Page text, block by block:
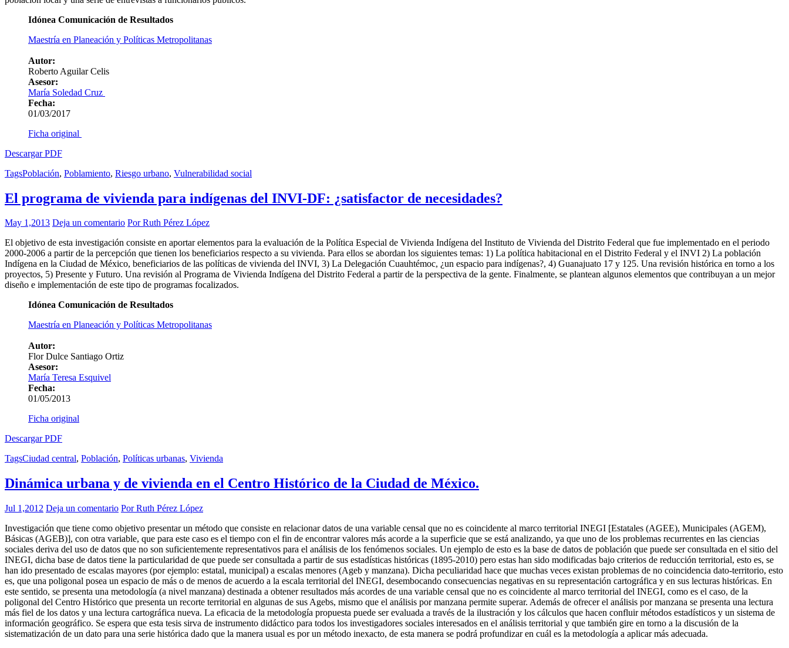
Idónea Comunicación de Resultados
Maestría en Planeación y Políticas Metropolitanas
Autor:
Roberto Aguilar Celis
Asesor:
María Soledad Cruz
Fecha:
01/03/2017
Ficha original
Descargar PDF
TagsPoblación, Poblamiento, Riesgo urbano, Vulnerabilidad social
El programa de vivienda para indígenas del INVI-DF: ¿satisfactor de necesidades?
May 1,2013 Deja un comentario Por Ruth Pérez López
El objetivo de esta investigación consiste en aportar elementos para la evaluación de la Política Especial de Vivienda Indígena del Instituto de Vivienda del Distrito Federal que fue implementado en el periodo
2000-2006 a partir de la percepción que tienen los beneficiarios respecto a su vivienda. Para ellos se abordan los siguientes temas: 1) La política habitacional en el Distrito Federal y el INVI 2) La población
Indígena en la Ciudad de México, beneficiarios de las políticas de vivienda del INVI, 3) La Delegación Cuauhtémoc, ¿un espacio para indígenas?, 4) Guanajuato 17 y 125. Una revisión histórica en torno a los
proyectos, 5) Presente y Futuro. Una revisión al Programa de Vivienda Indígena del Distrito Federal a partir de la perspectiva de la gente. Finalmente, se plantean algunos elementos que contribuyan a un mejor
diseño e implementación de este tipo de programas focalizados.
Idónea Comunicación de Resultados
Maestría en Planeación y Políticas Metropolitanas
Autor:
Flor Dulce Santiago Ortiz
Asesor:
María Teresa Esquivel
Fecha:
01/05/2013
Ficha original
Descargar PDF
TagsCiudad central, Población, Políticas urbanas, Vivienda
Dinámica urbana y de vivienda en el Centro Histórico de la Ciudad de México.
Jul 1,2012 Deja un comentario Por Ruth Pérez López
Investigación que tiene como objetivo presentar un método que consiste en relacionar datos de una variable censal que no es coincidente al marco territorial INEGI [Estatales (AGEE), Municipales (AGEM),
Básicas (AGEB)], con otra variable, que para este caso es el tiempo con el fin de encontrar valores más acorde a la superficie que se está analizando, ya que uno de los problemas recurrentes en las ciencias
sociales deriva del uso de datos que no son suficientemente representativos para el análisis de los fenómenos sociales. Un ejemplo de esto es la base de datos de población que puede ser consultada en el sitio del
INEGI, dicha base de datos tiene la particularidad de que puede ser consultada a partir de sus estadísticas históricas (1895-2010) pero estas han sido modificadas bajo criterios de reducción territorial, esto es, se
han ido presentado de escalas mayores (por ejemplo: estatal, municipal) a escalas menores (Ageb y manzana). Dicha peculiaridad hace que muchas veces existan problemas de no coincidencia dato-territorio, esto
es, que una poligonal posea un espacio de más o de menos de acuerdo a la escala territorial del INEGI, desembocando consecuencias negativas en su representación cartográfica y en sus lecturas históricas. En
este sentido, se presenta una metodología (a nivel manzana) destinada a obtener resultados más acordes de una variable censal que no es coincidente al marco territorial del INEGI, como es el caso, de la
poligonal del Centro Histórico que presenta un recorte territorial en algunas de sus Agebs, mismo que el análisis por manzana permite superar. Además de ofrecer el análisis por manzana se presenta una lectura
más fiel de los datos y una lectura cartográfica nueva. La eficacia de la metodología propuesta puede ser evaluada a través de la ilustración y los cálculos que hacen confluir métodos estadísticos y un sistema de
información geográfico. Se espera que esta tesis sirva de instrumento didáctico para todos los investigadores sociales interesados en el análisis territorial y que también gire en torno a la discusión de la
sistematización de un dato para una serie histórica dado que la manera usual es por un método inexacto, de esta manera se podrá profundizar en cuál es la metodología a aplicar más adecuada.